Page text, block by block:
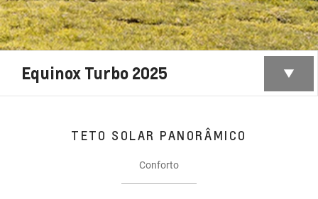
Equinox Turbo 2025
TETO SOLAR PANORÂMICO
Conforto